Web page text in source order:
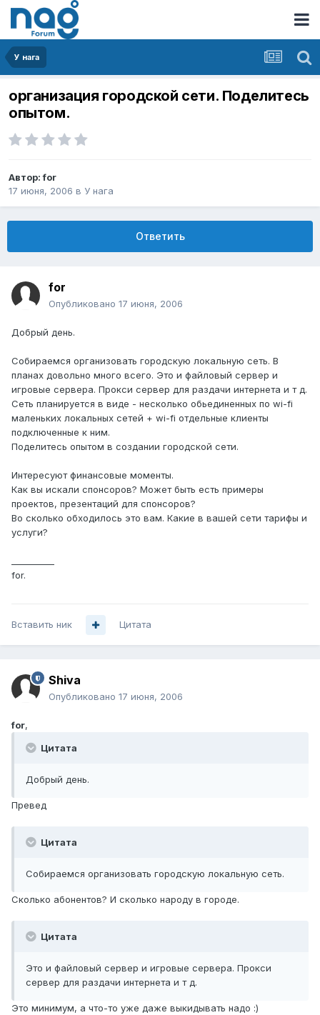
У нага
организация городской сети. Поделитесь
опытом.
Автор:for
17 июня, 2006 в У нага
Ответить
for
Опубликовано 17 июня, 2006
Добрый день.
Собираемся организовать городскую локальную сеть. В
планах довольно много всего. Это и файловый сервер и
игровые сервера. Прокси сервер для раздачи интернета и т д.
Сеть планируется в виде - несколько обьединенных по wi-fi
маленьких локальных сетей + wi-fi отдельные клиенты
подключенные к ним.
Поделитесь опытом в создании городской сети.
Интересуют финансовые моменты.
Как вы искали спонсоров? Может быть есть примеры
проектов, презентаций для спонсоров?
Во сколько обходилось это вам. Какие в вашей сети тарифы и
услуги?
for.
Вставить ник Цитата
Shiva
Опубликовано 17 июня, 2006
for,
Цитата
Добрый день.
Превед
Цитата
Собираемся организовать городскую локальную сеть.
Сколько абонентов? И сколько народу в городе.
Цитата
Это и файловый сервер и игровые сервера. Прокси
сервер для раздачи интернета и т д.
Это минимум, а что-то уже даже выкидывать надо :)